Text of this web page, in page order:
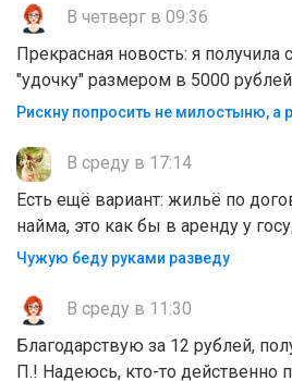
В четверг в 09:36
Прекрасная новость: я получила
"удочку" размером в 5000
Рискну попросить не милостыню, а
В среду в 17:14
Есть ещё вариант: жильё по
найма, это как бы в аренду у
Чужую беду руками разведу
В среду в 11:30
Благодарствую за 12 рублей,
П.! Надеюсь, кто-то действенно